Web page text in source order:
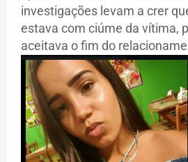
investigações levam a crer
estava com ciúme da vítima,
aceitava o fim do